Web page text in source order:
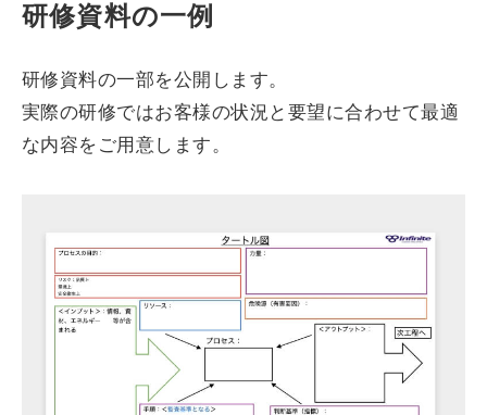
研修資料の一例
研修資料の一部を公開します。
実際の研修ではお客様の状況と要望に合わせて最適
な内容をご用意します。